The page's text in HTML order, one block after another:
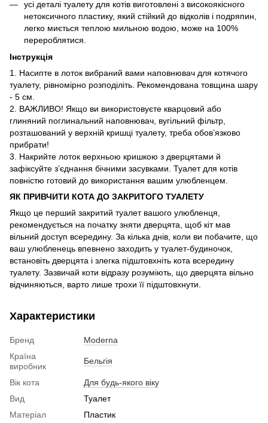
усі деталі туалету для котів виготовлені з високоякісного
нетоксичного пластику, який стійкий до відколів і подряпин,
легко миється теплою мильною водою, може на 100%
перероблятися.
Інструкція
1. Насипте в лоток вибраний вами наповнювач для котячого
туалету, рівномірно розподіліть. Рекомендована товщина шару
- 5 см.
2. ВАЖЛИВО! Якщо ви використовуєте кварцовий або
глиняний поглинальний наповнювач, вугільний фільтр,
розташований у верхній кришці туалету, треба обов’язково
прибрати!
3. Накрийте лоток верхньою кришкою з дверцятами й
зафіксуйте з’єднання бічними засувками. Туалет для котів
повністю готовий до використання вашим улюбленцем.
ЯК ПРИВЧИТИ КОТА ДО ЗАКРИТОГО ТУАЛЕТУ
Якщо це перший закритий туалет вашого улюбленця,
рекомендується на початку зняти дверцята, щоб кіт мав
вільний доступ всередину. За кілька днів, коли ви побачите, що
ваш улюбленець впевнено заходить у туалет-будиночок,
встановіть дверцята і злегка підштовхніть кота всередину
туалету. Зазвичай коти відразу розуміють, що дверцята вільно
відчиняються, варто лише трохи її підштовхнути.
Характеристики
Бренд
Moderna
Країна
виробник
Бельгія
Вік кота
Для будь-якого віку
Вид
Туалет
Матеріал
Пластик